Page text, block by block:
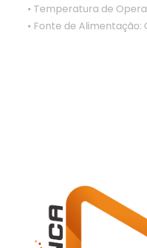
• Temperatura de
• Fonte de Alimentação: